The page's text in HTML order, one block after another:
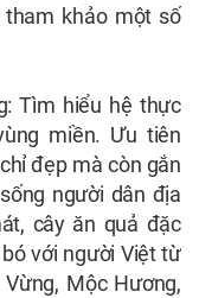
tham khảo một số
Tìm hiểu hệ thực
miền. Ưu tiên
đẹp mà còn gắn
người dân địa
cây ăn quả đặc
với người Việt từ
Mộc Hương,